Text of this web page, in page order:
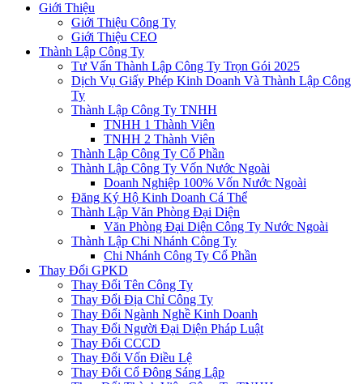
Giới Thiệu
Giới Thiệu Công Ty
Giới Thiệu CEO
Thành Lập Công Ty
Tư Vấn Thành Lập Công Ty Trọn Gói 2025
Dịch Vụ Giấy Phép Kinh Doanh Và Thành Lập Công
Ty
Thành Lập Công Ty TNHH
TNHH 1 Thành Viên
TNHH 2 Thành Viên
Thành Lập Công Ty Cổ Phần
Thành Lập Công Ty Vốn Nước Ngoài
Doanh Nghiệp 100% Vốn Nước Ngoài
Đăng Ký Hộ Kinh Doanh Cá Thể
Thành Lập Văn Phòng Đại Diện
Văn Phòng Đại Diện Công Ty Nước Ngoài
Thành Lập Chi Nhánh Công Ty
Chi Nhánh Công Ty Cổ Phần
Thay Đổi GPKD
Thay Đổi Tên Công Ty
Thay Đổi Địa Chỉ Công Ty
Thay Đổi Ngành Nghề Kinh Doanh
Thay Đổi Người Đại Diện Pháp Luật
Thay Đổi CCCD
Thay Đổi Vốn Điều Lệ
Thay Đổi Cổ Đông Sáng Lập